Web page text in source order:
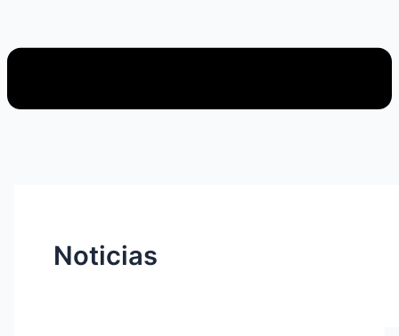
Noticias